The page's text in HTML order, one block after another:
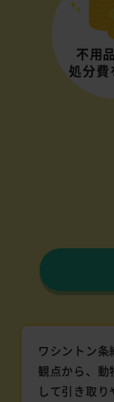
不用
処分費
ワシントン
観点から、動
して引き取